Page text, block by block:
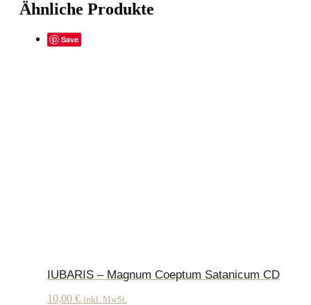
Ähnliche Produkte
Save
IUBARIS – Magnum Coeptum Satanicum CD
10,00 € inkl. MwSt.